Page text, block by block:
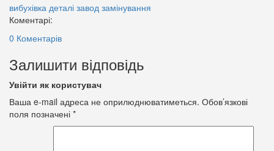
вибухівка деталі завод замінування
Коментарі:
0 Коментарів
Залишити відповідь
Увійти як користувач
Ваша e-mail адреса не оприлюднюватиметься. Обов’язкові
поля позначені *